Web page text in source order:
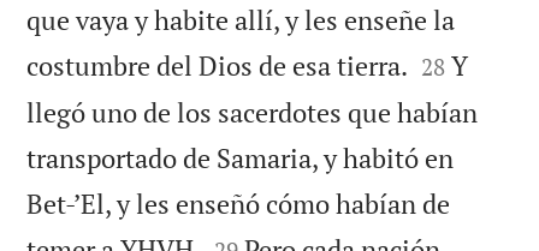
que vaya y habite allí, y les enseñe la
costumbre del Dios de esa tierra. 

28 Y
llegó uno de los sacerdotes que habían
transportado de Samaria, y habitó en
Bet-’El, y les enseñó cómo habían de